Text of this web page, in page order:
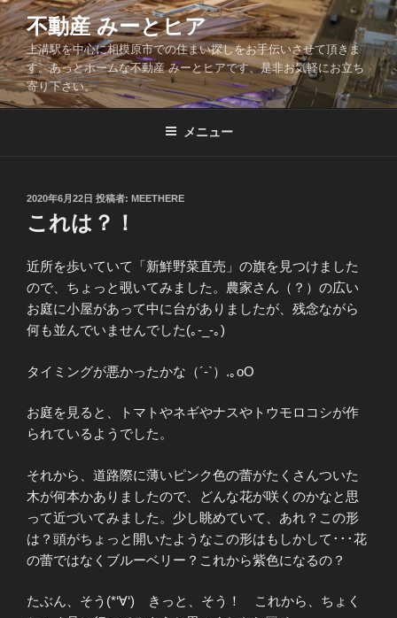
コ
ン
テ
ン
ツ
不動産 みーとヒア
上溝駅を中心に相模原市での住まい探しをお手伝いさせて頂きま
す。あっとホームな不動産 みーとヒアです、是非お気軽にお立ち
寄り下さい。
メニュー
投
稿
日:
2020年6月22日 投稿者: MEETHERE
これは？！
近所を歩いていて「新鮮野菜直売」の旗を見つけました
ので、ちょっと覗いてみました。農家さん（？）の広い
お庭に小屋があって中に台がありましたが、残念ながら
何も並んでいませんでした(｡-_-｡)
タイミングが悪かったかな（´-`）.｡oO
お庭を見ると、トマトやネギやナスやトウモロコシが作
られているようでした。
それから、道路際に薄いピンク色の蕾がたくさんついた
木が何本かありましたので、どんな花が咲くのかなと思
って近づいてみました。少し眺めていて、あれ？この形
は？頭がちょっと開いたようなこの形はもしかして･･･花
の蕾ではなくブルーベリー？これから紫色になるの？
たぶん、そう(*‘∀‘) きっと、そう！ これから、ちょく